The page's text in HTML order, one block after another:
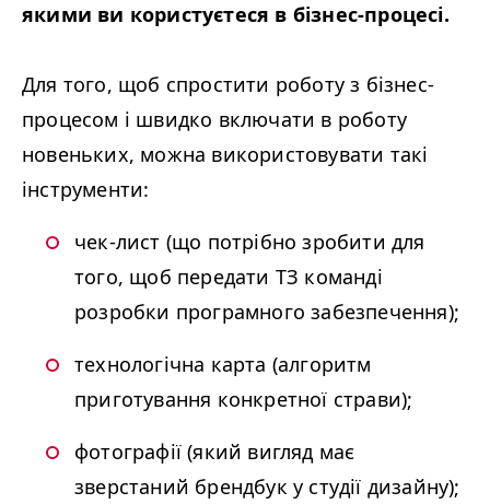
якими ви користуєтеся в бізнес-процесі.
Для того, щоб спростити роботу з бізнес-
процесом і швидко включати в роботу
новеньких, можна використовувати такі
інструменти:
чек-лист (що потрібно зробити для
того, щоб передати ТЗ команді
розробки програмного забезпечення);
технологічна карта (алгоритм
приготування конкретної страви);
фотографії (який вигляд має
зверстаний брендбук у студії дизайну);